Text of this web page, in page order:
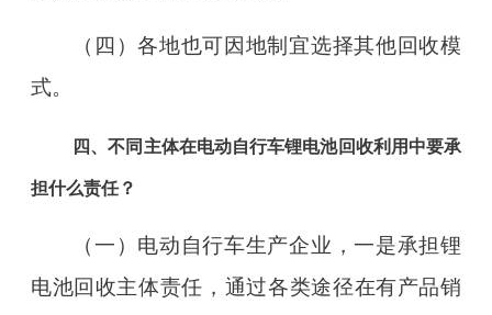
（四）各地也可因地制宜选择其他回收模
式。
四、不同主体在电动自行车锂电池回收利用中要承
担什么责任？
（一）电动自行车生产企业，一是承担锂
电池回收主体责任，通过各类途径在有产品销